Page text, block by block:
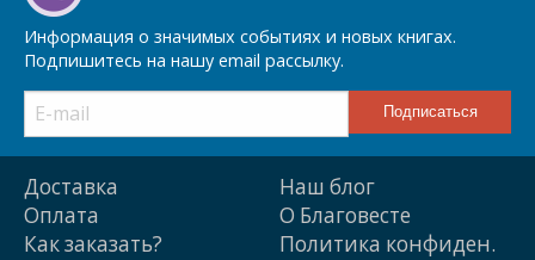
Информация о значимых событиях и новых книгах.
Подпишитесь на нашу email рассылку.
Доставка
Оплата
Как заказать?
Наш блог
О Благовесте
Политика конфиден.